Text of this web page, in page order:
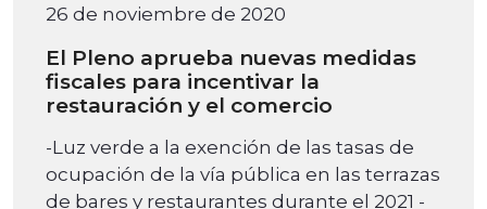
26 de noviembre de 2020
El Pleno aprueba nuevas medidas
fiscales para incentivar la
restauración y el comercio
-Luz verde a la exención de las tasas de
ocupación de la vía pública en las terrazas
de bares y restaurantes durante el 2021 -